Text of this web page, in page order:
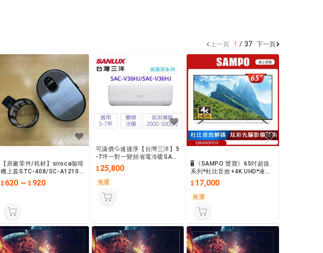
上一頁 1 37 下一頁
【原廠零件/耗材】siroca咖啡
機上蓋STC-408/SC-A1210C
B/SC-A1210TB..
620 ~ 920
可議價💦速捷淨【台灣三洋】5
-7坪一對一變頻省電冷暖SAC-
V36HJ/SAE-V36HJ
25,800
免運
🖥️《SAMPO 聲寶》65吋超值
系列*杜比音效+4K UHD*液晶
顯示器➔EM-65GF610
17,000
免運